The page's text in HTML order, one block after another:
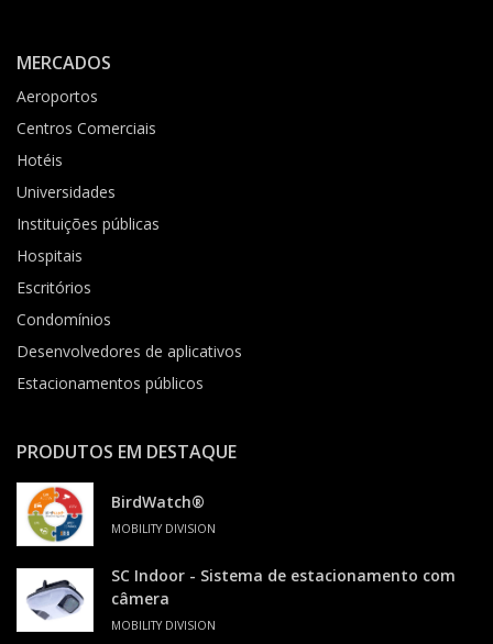
MERCADOS
Aeroportos
Centros Comerciais
Hotéis
Universidades
Instituições públicas
Hospitais
Escritórios
Condomínios
Desenvolvedores de aplicativos
Estacionamentos públicos
PRODUTOS EM DESTAQUE
BirdWatch®
MOBILITY DIVISION
SC Indoor - Sistema de estacionamento com
câmera
MOBILITY DIVISION